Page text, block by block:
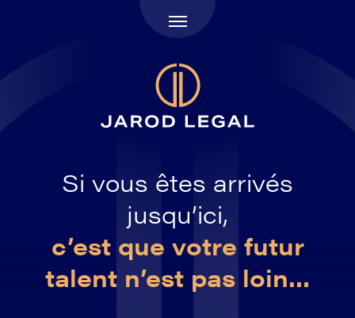
Si vous êtes arrivés
jusqu’ici,
c’est que votre futur
talent n’est pas loin…